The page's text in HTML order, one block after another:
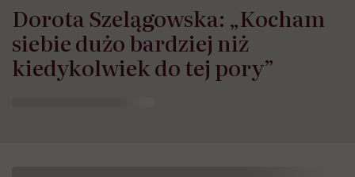
Dorota Szelągowska: „Kocham
siebie dużo bardziej niż
kiedykolwiek do tej pory”